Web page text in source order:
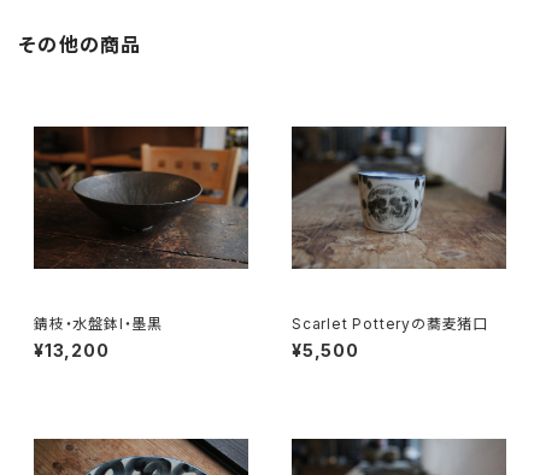
その他の商品
錆枝・水盤鉢l・墨黒
¥13,200
Scarlet Potteryの蕎麦猪口
¥5,500